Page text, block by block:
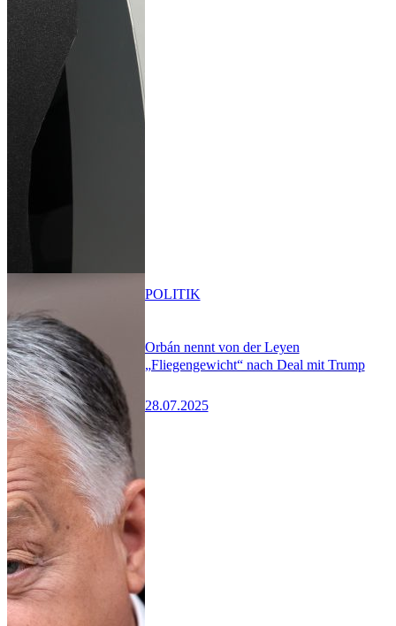
Orbán nennt von der Leyen
„Fliegengewicht“ nach Deal mit Trump
28.07.2025
POLITIK